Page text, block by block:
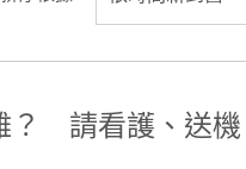
？ 請看護、送機